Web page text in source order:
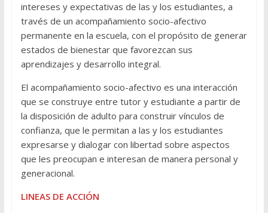
intereses y expectativas de las y los estudiantes, a
través de un acompañamiento socio-afectivo
permanente en la escuela, con el propósito de generar
estados de bienestar que favorezcan sus
aprendizajes y desarrollo integral.
El acompañamiento socio-afectivo es una interacción
que se construye entre tutor y estudiante a partir de
la disposición de adulto para construir vínculos de
confianza, que le permitan a las y los estudiantes
expresarse y dialogar con libertad sobre aspectos
que les preocupan e interesan de manera personal y
generacional.
LINEAS DE ACCIÓN